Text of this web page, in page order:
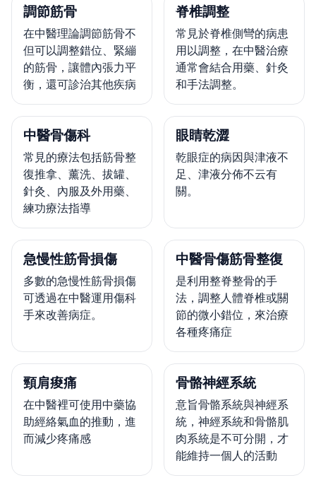
調節筋骨
在中醫理論調節筋骨不
但可以調整錯位、緊繃
的筋骨，讓體內張力平
衡，還可診治其他疾病
脊椎調整
常見於脊椎側彎的病患
用以調整，在中醫治療
通常會結合用藥、針灸
和手法調整。
中醫骨傷科
常見的療法包括筋骨整
復推拿、薰洗、拔罐、
針灸、內服及外用藥、
練功療法指導
眼睛乾澀
乾眼症的病因與津液不
足、津液分佈不云有
關。
急慢性筋骨損傷
多數的急慢性筋骨損傷
可透過在中醫運用傷科
手來改善病症。
中醫骨傷筋骨整復
是利用整脊整骨的手
法，調整人體脊椎或關
節的微小錯位，來治療
各種疼痛症
頸肩痠痛
在中醫裡可使用中藥協
助經絡氣血的推動，進
而減少疼痛感
骨骼神經系統
意旨骨骼系統與神經系
統，神經系統和骨骼肌
肉系統是不可分開，才
能維持一個人的活動